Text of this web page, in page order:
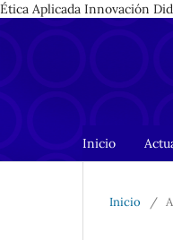
Ética Aplicada Innovación
Inicio
Inicio /